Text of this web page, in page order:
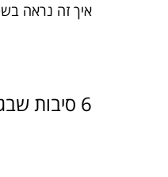
איך זה נראה
6 סיבות שבגללן הזמנת מומחה לאיתור נזילות היא זהב טהור